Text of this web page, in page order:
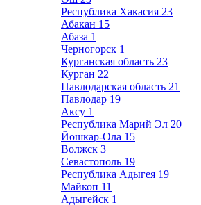
Республика Хакасия 23
Абакан 15
Абаза 1
Черногорск 1
Курганская область 23
Курган 22
Павлодарская область 21
Павлодар 19
Аксу 1
Республика Марий Эл 20
Йошкар-Ола 15
Волжск 3
Севастополь 19
Республика Адыгея 19
Майкоп 11
Адыгейск 1